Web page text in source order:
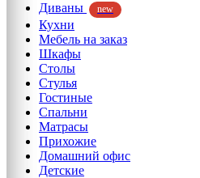
Диваны
new
Кухни
Мебель на заказ
Шкафы
Столы
Стулья
Гостиные
Спальни
Матрасы
Прихожие
Домашний офис
Детские